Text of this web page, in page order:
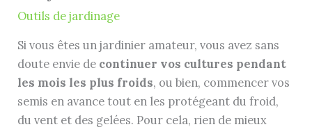
Outils de jardinage
Si vous êtes un jardinier amateur, vous avez sans
doute envie de continuer vos cultures pendant
les mois les plus froids, ou bien, commencer vos
semis en avance tout en les protégeant du froid,
du vent et des gelées. Pour cela, rien de mieux